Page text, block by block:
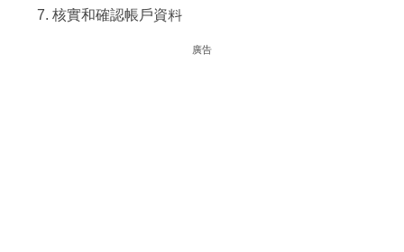
核實和確認帳戶資料
廣告